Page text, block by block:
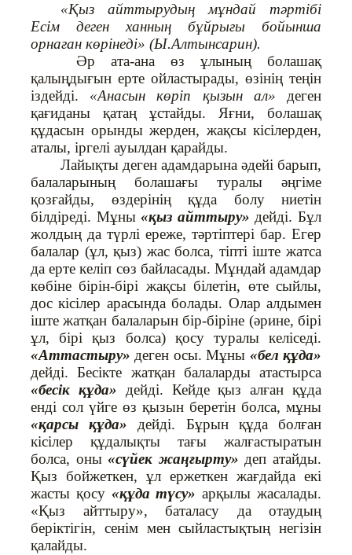
«Қыз айттырудың мұндай тәртібі
Есім деген ханның бұйрығы бойынша
орнаған көрінеді» (Ы.Алтынсарин).
Әр ата-ана өз ұлының болашақ
қалыңдығын ерте ойластырады, өзінің теңін
іздейді. «Анасын көріп қызын ал» деген
қағиданы қатаң ұстайды. Яғни, болашақ
құдасын орынды жерден, жақсы кісілерден,
аталы, іргелі ауылдан қарайды.
Лайықты деген адамдарына әдейі барып,
балаларының болашағы туралы әңгіме
қозғайды, өздерінің құда болу ниетін
білдіреді. Мұны«қыз айттыру» дейді. Бұл
жолдың да түрлі ереже, тәртіптері бар. Егер
балалар (ұл, қыз) жас болса, тіпті іште жатса
да ерте келіп сөз байласады. Мұндай адамдар
көбіне бірін-бірі жақсы білетін, өте сыйлы,
дос кісілер арасында болады. Олар алдымен
іште жатқан балаларын бір-біріне (әрине, бірі
ұл, бірі қыз болса) қосу туралы келіседі.
«Аттастыру» деген осы. Мұны «бел құда»
дейді. Бесікте жатқан балаларды атастырса
«бесік құда» дейді. Кейде қыз алған құда
енді сол үйге өз қызын беретін болса, мұны
«қарсы құда» дейді. Бұрын құда болған
кісілер құдалықты тағы жалғастыратын
болса, оны«сүйек жаңғырту» деп атайды.
Қыз бойжеткен, ұл ержеткен жағдайда екі
жасты қосу «құда түсу» арқылы жасалады.
«Қыз айттыру», баталасу да отаудың
беріктігін, сенім мен сыйластықтың негізін
қалайды.